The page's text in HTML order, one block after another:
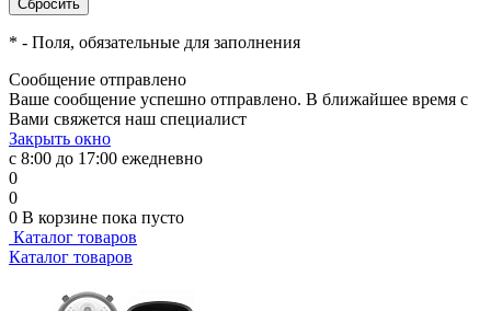
* - Поля, обязательные для заполнения
Сообщение отправлено
Ваше сообщение успешно отправлено. В ближайшее время с
Вами свяжется наш специалист
Закрыть окно
с 8:00 до 17:00 ежедневно
0
0
0 В корзине пока пусто
Каталог товаров
Каталог товаров